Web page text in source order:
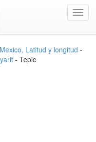
Latitud y longitud -
- Tepic